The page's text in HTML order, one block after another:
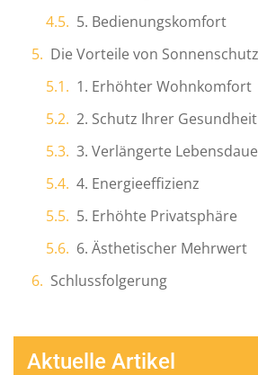
5. Bedienungskomfort
1. Erhöhter Wohnkomfort
2. Schutz Ihrer Gesundheit
4. Energieeffizienz
5. Erhöhte Privatsphäre
6. Ästhetischer Mehrwert
Schlussfolgerung
Aktuelle Artikel